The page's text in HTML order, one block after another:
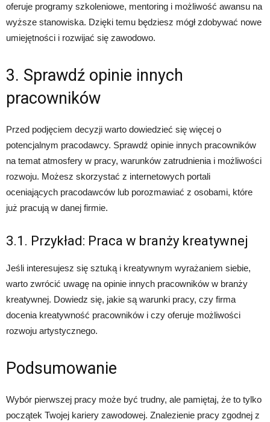
oferuje programy szkoleniowe, mentoring i możliwość awansu na
wyższe stanowiska. Dzięki temu będziesz mógł zdobywać nowe
umiejętności i rozwijać się zawodowo.
3. Sprawdź opinie innych
pracowników
Przed podjęciem decyzji warto dowiedzieć się więcej o
potencjalnym pracodawcy. Sprawdź opinie innych pracowników
na temat atmosfery w pracy, warunków zatrudnienia i możliwości
rozwoju. Możesz skorzystać z internetowych portali
oceniających pracodawców lub porozmawiać z osobami, które
już pracują w danej firmie.
3.1. Przykład: Praca w branży kreatywnej
Jeśli interesujesz się sztuką i kreatywnym wyrażaniem siebie,
warto zwrócić uwagę na opinie innych pracowników w branży
kreatywnej. Dowiedz się, jakie są warunki pracy, czy firma
docenia kreatywność pracowników i czy oferuje możliwości
rozwoju artystycznego.
Podsumowanie
Wybór pierwszej pracy może być trudny, ale pamiętaj, że to tylko
początek Twojej kariery zawodowej. Znalezienie pracy zgodnej z